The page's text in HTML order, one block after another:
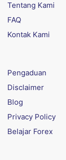
Tentang Kami
FAQ
Kontak Kami
Pengaduan
Disclaimer
Blog
Privacy Policy
Belajar Forex